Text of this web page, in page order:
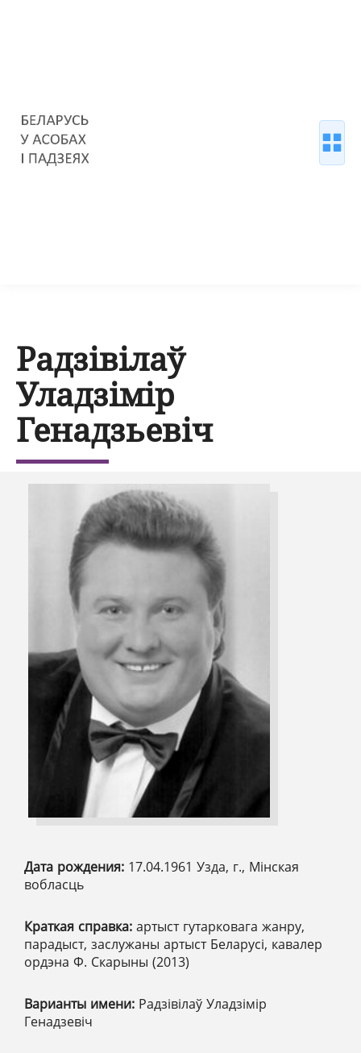
Радзівілаў
Уладзімір
Генадзьевіч
Дата рождения: 17.04.1961 Узда, г., Мінская
вобласць
Краткая справка: артыст гутарковага жанру,
парадыст, заслужаны артыст Беларусі, кавалер
ордэна Ф. Скарыны (2013)
Варианты имени: Радзівілаў Уладзімір
Генадзевіч